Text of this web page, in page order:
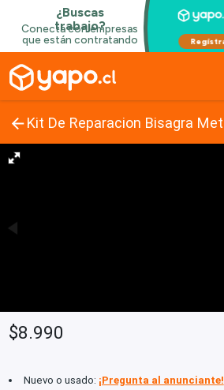
$8.990
Nuevo o usado: ¡Pregunta al anunciante!